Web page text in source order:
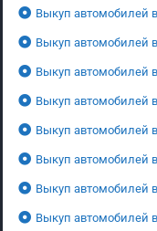
Выкуп автомобилей
Выкуп автомобилей
Выкуп автомобилей
Выкуп автомобилей
Выкуп автомобилей
Выкуп автомобилей
Выкуп автомобилей
Выкуп автомобилей